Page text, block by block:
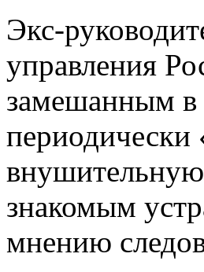
Экс-
управления
замешанным в
периодически
знакомым
мнению